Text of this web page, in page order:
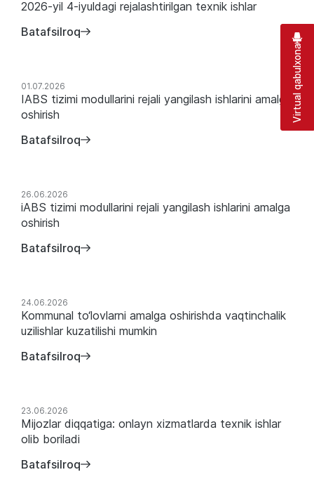
2026-yil 4-iyuldagi rejalashtirilgan texnik ishlar
Batafsilroq
01.07.2026
IABS tizimi modullarini rejali yangilash ishlarini amalga
oshirish
Batafsilroq
26.06.2026
iABS tizimi modullarini rejali yangilash ishlarini amalga
oshirish
Batafsilroq
24.06.2026
Kommunal to‘lovlarni amalga oshirishda vaqtinchalik
uzilishlar kuzatilishi mumkin
Batafsilroq
23.06.2026
Mijozlar diqqatiga: onlayn xizmatlarda texnik ishlar
olib boriladi
Batafsilroq
Virtual qabulxona